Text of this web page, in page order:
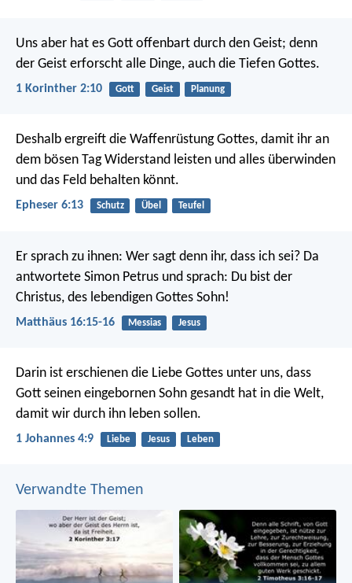
Uns aber hat es Gott offenbart durch den Geist; denn
der Geist erforscht alle Dinge, auch die Tiefen Gottes.
1 Korinther 2:10 Gott Geist Planung
Deshalb ergreift die Waffenrüstung Gottes, damit ihr an
dem bösen Tag Widerstand leisten und alles überwinden
und das Feld behalten könnt.
Epheser 6:13 Schutz Übel Teufel
Er sprach zu ihnen: Wer sagt denn ihr, dass ich sei? Da
antwortete Simon Petrus und sprach: Du bist der
Christus, des lebendigen Gottes Sohn!
Matthäus 16:15-16 Messias Jesus
Darin ist erschienen die Liebe Gottes unter uns, dass
Gott seinen eingebornen Sohn gesandt hat in die Welt,
damit wir durch ihn leben sollen.
1 Johannes 4:9 Liebe Jesus Leben
Verwandte Themen